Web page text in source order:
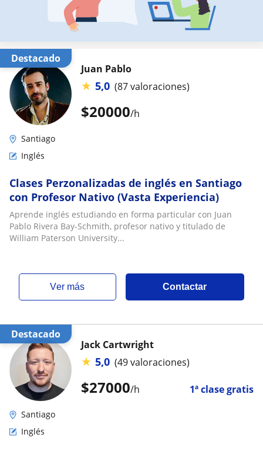
Destacado
$20000/h
Juan Pablo
★ 5,0 (87 valoraciones)
Santiago
Inglés
Clases Perzonalizadas de inglés en Santiago
con Profesor Nativo (Vasta Experiencia)
Aprende inglés estudiando en forma particular con Juan
Pablo Rivera Bay-Schmith, profesor nativo y titulado de
William Paterson University...
ver más Contactar
Destacado
$27000/h 1ª clase gratis
Jack Cartwright
★ 5,0 (49 valoraciones)
Santiago
Inglés